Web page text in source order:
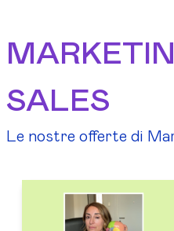
SALES
Le nostre offerte di